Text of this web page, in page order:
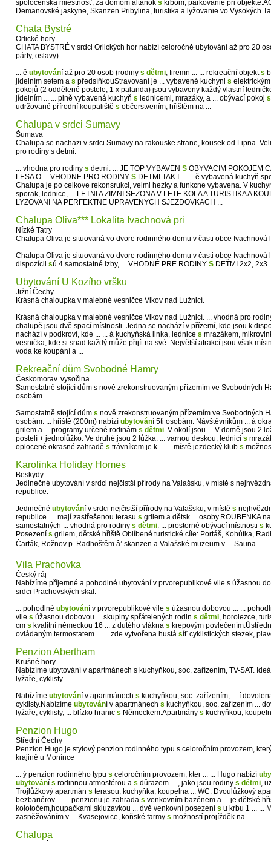
spoločenská miestnosť, za domom altánok s krbom, parkovanie pri
Demänovské jaskyne, Skanzen Pribylina, turistika a lyžovanie vo Vysokých
Chata Bystré
Orlické hory
CHATA BYSTRÉ v srdci Orlických hor nabízí celoročně ubytování až pro 20
párty, oslavy).
... ě ubytování až pro 20 osob (rodiny s dětmi, firemn ... ... rekreační objekts
jídelním setem a s předsíňkouStravovaní je ... vybavené kuchyni s
pokojů (2 oddělené postele, 1 x palanda) jsou vybaveny každý vlastní
jídelním ... ... plně vybavená kuchyň s lednicemi, mrazáky, a ... obývací pokoj s
udržované přírodní koupaliště s občerstvením, hřištěm na ...
Chalupa v srdci Sumavy
Šumava
Chalupa se nachazi v srdci Sumavy na rakouske strane, kousek od Lipna.
pro rodiny s detmi.
... vhodna pro rodiny s detmi. ... JE TOP VYBAVEN S OBYVACIM POKOJEM
LESA O ... VHODNE PRO RODINY S DETMI TAK I ... ... ě vybavená kuchyň
Chalupa je po celkove rekonsrukci, velmi hezky a funkcne vybavena. V
sporak, lednice, ... LETNI A ZIMNI SEZONA V LETE KOLA A TURISTIKA A
LYZOVANI NA PERFEKTNE UPRAVENYCH SJEZDOVKACH ...
Chalupa Oliva*** Lokalita Ivachnová pri
Nízké Tatry
Chalupa Oliva je situovaná vo dvore rodinného domu v časti obce Ivachnová
Chalupa Oliva je situovaná vo dvore rodinného domu v časti obce Ivachnová
dispozícii sú 4 samostatné izby, ... VHODNÉ PRE RODINY S DEŤMI.2x2, 2x3
Ubytování U Kozího vršku
Jižní Čechy
Krásná chaloupka v malebné vesničce Vlkov nad Lužnicí.
Krásná chaloupka v malebné vesničce Vlkov nad Lužnicí. ... vhodná pro
chalupě jsou dvě spací místnosti. Jedna se nachází v přízemí, kde jsou k
nachází v podkroví, kde ... ... á kuchyňská linka, lednice s mrazákem,
vesnička, kde si snad každý může přijít na své. Největší atrakcí jsou však
voda ke koupání a ...
Rekreační dům Svobodné Hamry
Českomorav. vysočina
Samostatně stojící dům s nově zrekonstruovaným přízemím ve Svobodných
osobám.
Samostatně stojící dům s nově zrekonstruovaným přízemím ve Svobodných
osobám. ... hřiště (200m) nabízí ubytování 5ti osobám. Návštěvníkům ... á
grilem a ... programy určené rodinám s dětmi. V okolí jsou ... V domě jsou 2
postelí + jednolůžko. Ve druhé jsou 2 lůžka. ... varnou deskou, lednicí s
oplocené okrasné zahradě s trávníkem je k ... ... místě jezdecký klub s
Karolinka Holiday Homes
Beskydy
Jedinečné ubytování v srdci nejčistší přírody na Valašsku, v místě s
republice.
Jedinečné ubytování v srdci nejčistší přírody na Valašsku, v místě s
republice. ... mají zastřešenou terasu s grilem a dětsk ... osoby.ROUBENKA
samostatných ... vhodná pro rodiny s dětmi. ... prostorné obývací místnosti s
Posezení s grilem, dětské hřiště.Oblíbené turistické cíle: Portáš, Kohútka,
Čarták, Rožnov p. Radhoštěm â’ skanzen a Valašské muzeum v ... Sauna
Vila Prachovka
Český ráj
Nabízíme příjemné a pohodlné ubytování v prvorepublikové vile s úžasnou
srdci Prachovských skal.
... pohodlné ubytování v prvorepublikové vile s úžasnou dobovou ... ...
vile s úžasnou dobovou ... skupiny spřátelených rodin s dětmi, horolezce,
cm s kvalitní německou 16 ... z dutého vlákna s krepovým
ovládaným termostatem ... ... zde vytvořena hustá síť cyklistických stezek,
Penzion Abertham
Krušné hory
Nabízíme ubytování v apartmánech s kuchyňkou, soc. zařízením, TV-SAT.
lyžaře, cyklisty.
Nabízíme ubytování v apartmánech s kuchyňkou, soc. zařízením, ... í
cyklisty.Nabízíme ubytování v apartmánech s kuchyňkou, soc. zařízením ...
lyžaře, cyklisty, ... blízko hranic s Německem.Apartmány s kuchyňkou,
Penzion Hugo
Střední Čechy
Penzion Hugo je stylový penzion rodinného typu s celoročním provozem,
krajině u Monínce
... ý penzion rodinného typu s celoročním provozem, kter ... ... Hugo nabízí
ubytování s rodinnou atmosférou a s důrazem ... , jako jsou rodiny s dětmi,
Trojlůžkový apartmán s terasou, kuchyňka, koupelna ... WC. Dvoulůžkový
bezbariérov ... ... penzionu je zahrada s venkovním bazénem a ... je dětské
kolotočem,houpačkami,skluzavkou ... dvě venkovní posezení s u krbu 1 ... ...
zasněžováním v ... Kvasejovice, koňské farmy s možností projížděk na ...
Chalupa